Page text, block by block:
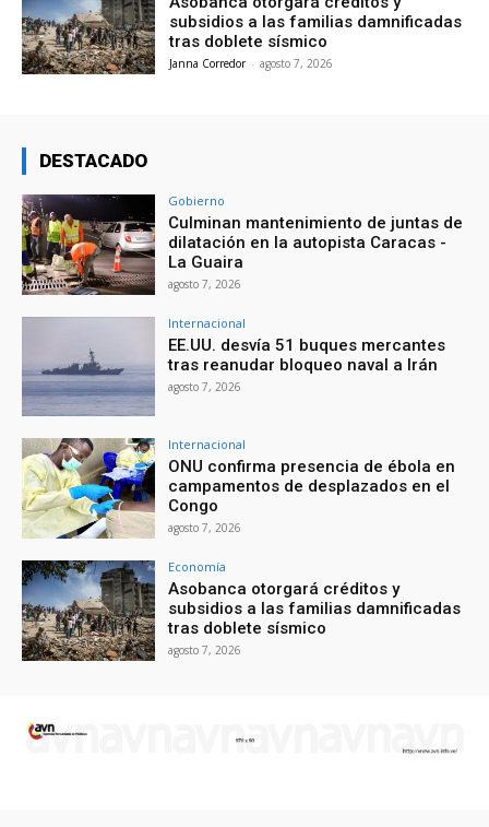
subsidios a las familias damnificadas
tras doblete sísmico
Janna Corredor - agosto 7, 2026
DESTACADO
Gobierno
Culminan mantenimiento de juntas de
dilatación en la autopista Caracas -
La Guaira
agosto 7, 2026
Internacional
EE.UU. desvía 51 buques mercantes
tras reanudar bloqueo naval a Irán
agosto 7, 2026
Internacional
ONU confirma presencia de ébola en
campamentos de desplazados en el
Congo
agosto 7, 2026
Economía
Asobanca otorgará créditos y
subsidios a las familias damnificadas
tras doblete sísmico
agosto 7, 2026